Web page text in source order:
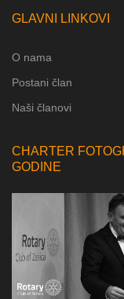
GLAVNI LINKOVI
O nama
Postani član
Naši članovi
CHARTER
GODINE